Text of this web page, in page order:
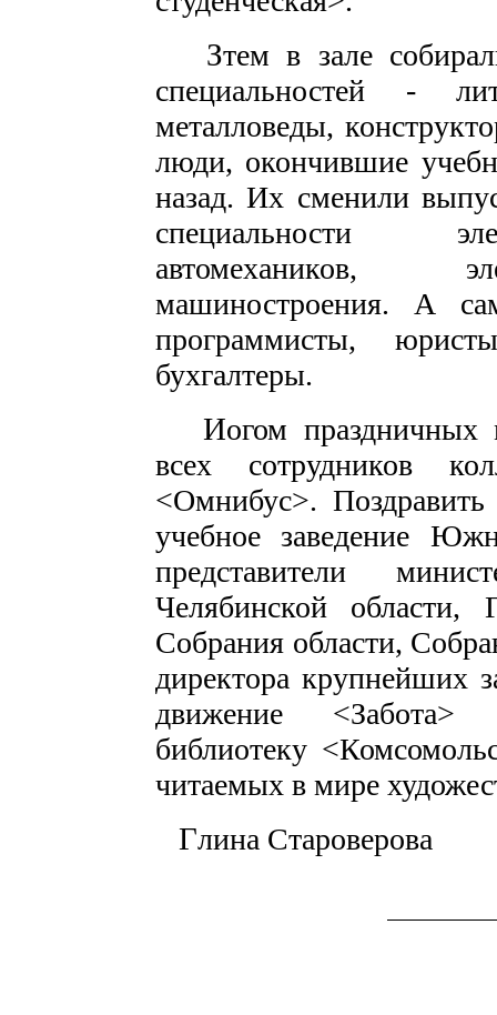
Зтем в зале
специальностей -
металловеды,
люди, окончившие
назад. Их сменили
специальности
автомехаников,
машиностроения. А
программисты,
бухгалтеры.
Иогом праздничных
всех сотрудников
<Омнибус>. Поздравить
учебное заведение
представители
Челябинской области,
Собрания области,
директора крупнейших
движение <Забота>
библиотеку
читаемых в мире
Глина Староверова